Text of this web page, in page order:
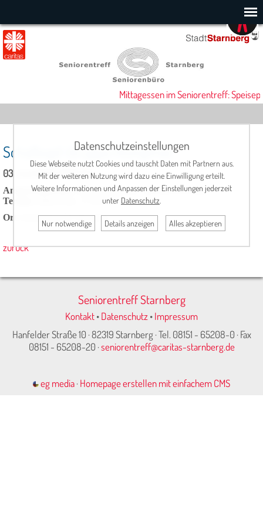
Mittagessen im Seniorentreff:
Schafkopf-Gruppe Hümpfner
03. Juni 2026, 17:00 Uhr
Ansprechpartner:Hans Hümpfner, Tel: 08151/15392
Termin
: mittwochs, 17.00 Uhr
Ort
: Seniorentreff, Cafeteria
zurück
Seniorentreff Starnberg
Kontakt•Datenschutz•Impressum
Hanfelder Straße 10 · 82319 Starnberg · Tel. 08151 - 65208-0 · Fax
08151 - 65208-20 ·seniorentreff@caritas-starnberg.de
eg media·Homepage erstellen mit einfachem CMS
Datenschutzeinstellungen
Diese Webseite nutzt Cookies und tauscht Daten mit Partnern aus.
Mit der weiteren Nutzung wird dazu eine Einwilligung erteilt.
Weitere Informationen und Anpassen der Einstellungen jederzeit
unter Datenschutz
Nur notwendige Details anzeigen Alles akzeptieren